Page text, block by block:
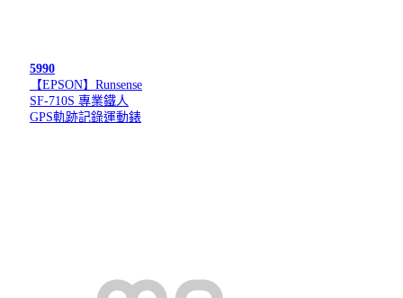
5990
【EPSON】Runsense
SF-710S 專業鐵人
GPS軌跡記錄運動錶